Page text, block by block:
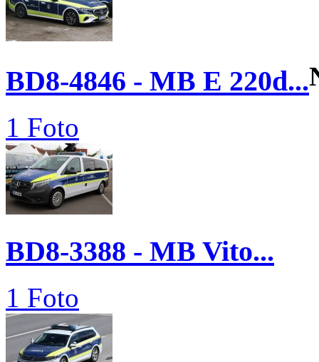
BD8-4846 - MB E 220d...
1 Foto
BD8-3388 - MB Vito...
1 Foto